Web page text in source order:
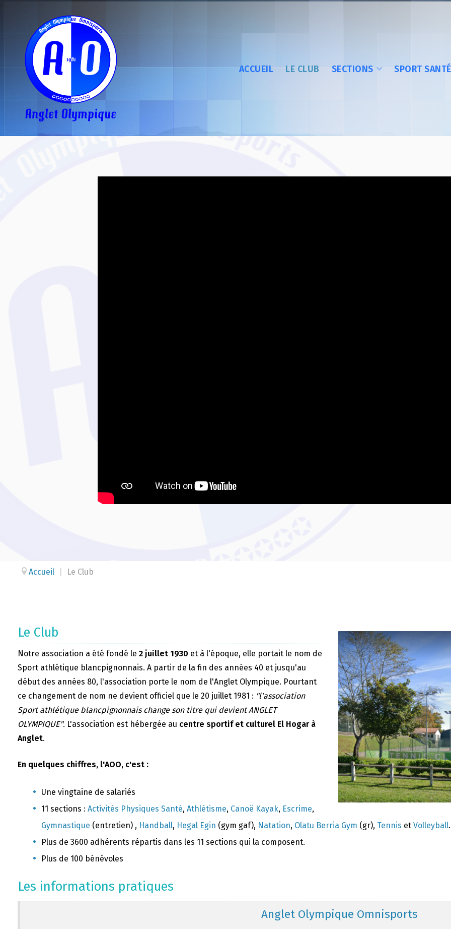
ACCUEIL LE CLUB SECTIONS SPORT SANTÉ
Accueil Le Club
Le Club
Notre association a été fondé le 2 juillet 1930 et à l'époque, elle portait le nom de
Sport athlétique blancpignonnais. A partir de la fin des années 40 et jusqu'au
début des années 80, l'association porte le nom de l'Anglet Olympique. Pourtant
ce changement de nom ne devient officiel que le 20 juillet 1981 : "l'association
Sport athlétique blancpignonnais change son titre qui devient ANGLET
OLYMPIQUE". L'association est hébergée au centre sportif et culturel El Hogar à
Anglet.
En quelques chiffres, l'AOO, c'est :
Une vingtaine de salariés
11 sections : Activités Physiques Santé, Athlétisme, Canoë Kayak, Escrime,
Gymnastique (entretien) , Handball, Hegal Egin (gym gaf), Natation, Olatu Berria Gym (gr), Tennis et Volleyball.
Plus de 3600 adhérents répartis dans les 11 sections qui la composent.
Plus de 100 bénévoles
Les informations pratiques
Anglet Olympique Omnisports